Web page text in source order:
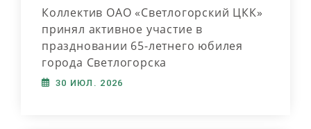
Коллектив ОАО «Светлогорский ЦКК»
принял активное участие в
праздновании 65-летнего юбилея
города Светлогорска
30 ИЮЛ. 2026